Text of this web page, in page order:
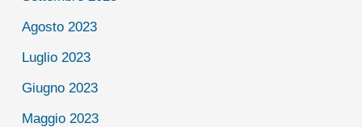
Agosto 2023
Luglio 2023
Giugno 2023
Maggio 2023